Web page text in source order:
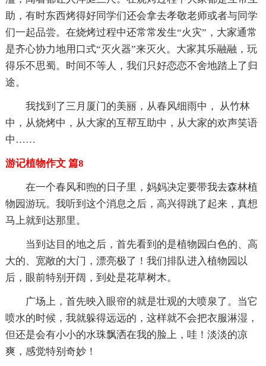
助，有时东西烤得好同学们还会拿去孝敬老师或者与同学
们一起品尝。在烧烤过程中还常常发生“火灾”，大家通常
是齐心协力地用口式“灭火器”来灭火。大家其乐融融，玩
得乐不思蜀。时间不等人，我们只好恋恋不舍地踏上了归
途。
我找到了三月厦门的美丽，从春风细雨中， 从竹林
中，从烧烤中，从大家的互帮互助中，从大家的欢声笑语
中……
游记植物作文 篇8
在一个春风和煦的日子里，妈妈决定要带我去森林植
物园游玩。我听到这个消息之后，高兴得跳了起来，真想
马上就到达那里。
当到达目的地之后，首先看到的是植物园白色的、高
大的、宽敞的大门，漂亮极了！我们排队进入植物园以
后，眼前特别开阔，到处是花草树木。
广场上，首先映入眼帘的就是壮观的大喷泉了。当它
喷水的时候，我就躲得远远的，这样就不会把衣服淋湿，
但还是会有小小的水珠飘洒在我的脸上，哇！淡淡的凉
爽，感觉特别奇妙！